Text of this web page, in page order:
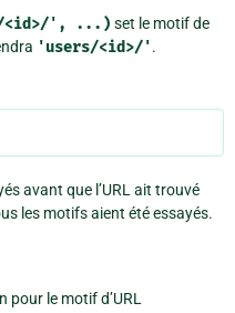
<id>/', ...) set le motif de
'users/<id>/'.
avant que l’URL ait trouvé
les motifs aient été essayés.
pour le motif d’URL